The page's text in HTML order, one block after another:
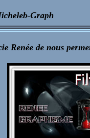
Graph
Renée de nous